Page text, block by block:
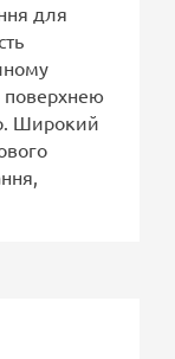
для
поверхнею
Широкий